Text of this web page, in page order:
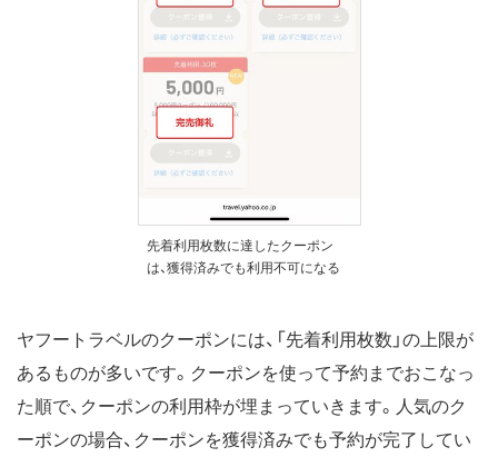
先着利用枚数に達したクーポン
は、獲得済みでも利用不可になる
ヤフートラベルのクーポンには、「先着利用枚数」の上限が
あるものが多いです。クーポンを使って予約までおこなっ
た順で、クーポンの利用枠が埋まっていきます。人気のク
ーポンの場合、クーポンを獲得済みでも予約が完了してい